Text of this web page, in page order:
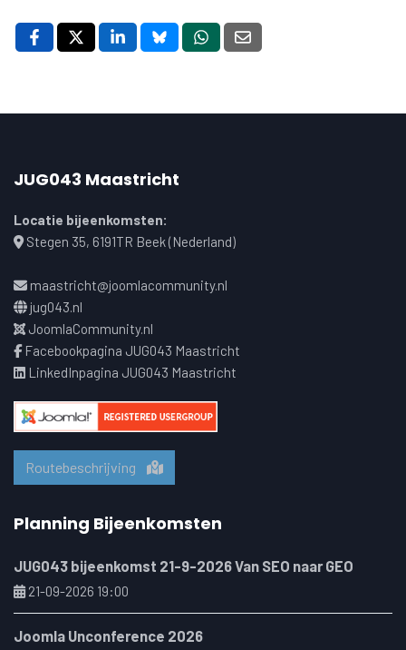
JUG043 Maastricht
Locatie bijeenkomsten:
Stegen 35, 6191TR Beek (Nederland)
maastricht@joomlacommunity.nl
jug043.nl
JoomlaCommunity.nl
Facebookpagina JUG043 Maastricht
LinkedInpagina JUG043 Maastricht
Routebeschrijving
Planning Bijeenkomsten
JUG043 bijeenkomst 21-9-2026 Van SEO naar GEO
21-09-2026 19:00
Joomla Unconference 2026